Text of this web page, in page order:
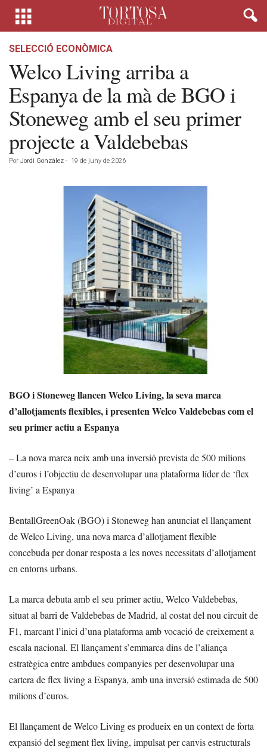
SELECCIÓ ECONÒMICA
Welco Living arriba a
Espanya de la mà de BGO i
Stoneweg amb el seu primer
projecte a Valdebebas
Por Jordi González - 19 de juny de 2026
BGO i Stoneweg llancen Welco Living, la seva marca
d’allotjaments flexibles, i presenten Welco Valdebebas com el
seu primer actiu a Espanya
– La nova marca neix amb una inversió prevista de 500 milions
d’euros i l’objectiu de desenvolupar una plataforma líder de ‘flex
living’ a Espanya
BentallGreenOak (BGO) i Stoneweg han anunciat el llançament
de Welco Living, una nova marca d’allotjament flexible
concebuda per donar resposta a les noves necessitats d’allotjament
en entorns urbans.
La marca debuta amb el seu primer actiu, Welco Valdebebas,
situat al barri de Valdebebas de Madrid, al costat del nou circuit de
F1, marcant l’inici d’una plataforma amb vocació de creixement a
escala nacional. El llançament s’emmarca dins de l’aliança
estratègica entre ambdues companyies per desenvolupar una
cartera de flex living a Espanya, amb una inversió estimada de 500
milions d’euros.
El llançament de Welco Living es produeix en un context de forta
expansió del segment flex living, impulsat per canvis estructurals